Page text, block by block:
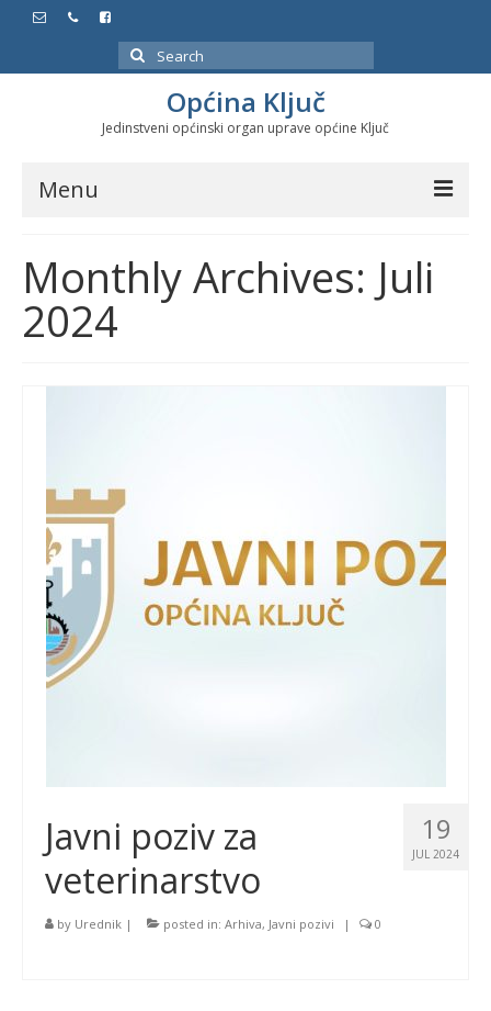
Search
for:
Općina Ključ
Jedinstveni općinski organ uprave općine Ključ
Menu
Službeni glasnici
Javne nabavke
Značajni datumi i manifestacije
Monthly Archives: Juli
2024
19
JUL 2024
Javni poziv za
veterinarstvo
by Urednik | posted in: Arhiva, Javni pozivi | 0